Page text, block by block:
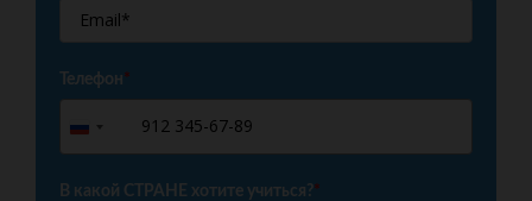
Телефон*
Russia
+7
В какой СТРАНЕ хотите учиться?*